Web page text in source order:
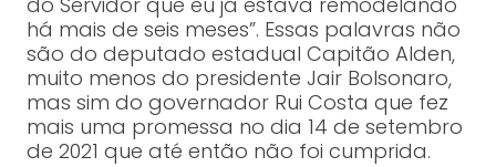
há mais de seis meses”. Essas palavras não
são do deputado estadual Capitão Alden,
muito menos do presidente Jair Bolsonaro,
mas sim do governador Rui Costa que fez
mais uma promessa no dia 14 de setembro
de 2021 que até então não foi cumprida.